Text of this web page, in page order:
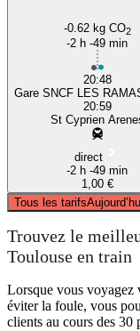
-0.62 kg CO2
-2 h -49 min
20:48
Gare SNCF LES
20:59
St Cyprien
direct
-2 h -49 min
1,00 €
Tous les tarifs
Trouvez le
Toulouse en train
Lorsque vous voyagez
éviter la foule, vous
clients au cours des